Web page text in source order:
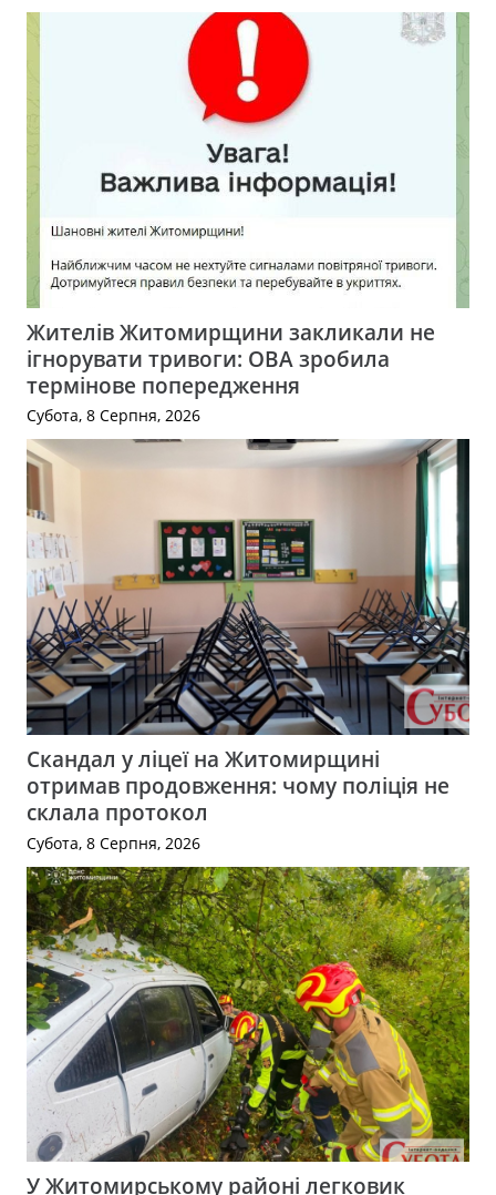
Жителів Житомирщини закликали не
ігнорувати тривоги: ОВА зробила
термінове попередження
Субота, 8 Серпня, 2026
Скандал у ліцеї на Житомирщині
отримав продовження: чому поліція не
склала протокол
Субота, 8 Серпня, 2026
У Житомирському районі легковик